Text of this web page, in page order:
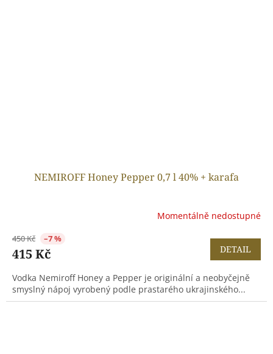
NEMIROFF Honey Pepper 0,7 l 40% + karafa
Momentálně nedostupné
450 Kč –7 %
415 Kč DETAIL
Vodka Nemiroff Honey a Pepper je originální a neobyčejně
smyslný nápoj vyrobený podle prastarého ukrajinského...